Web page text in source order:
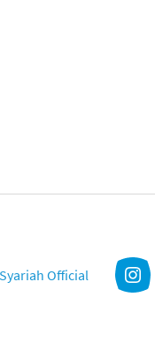
Official